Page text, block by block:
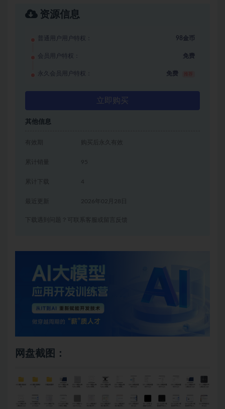
资源信息
普通用户用户特权： 98金币
会员用户特权： 免费
永久会员用户特权： 免费
立即购买
其他信息
有效期 购买后永久有效
累计销量 95
累计下载 4
2026年02月28日
下载遇到问题？可联系客服或留言反馈
网盘截图：